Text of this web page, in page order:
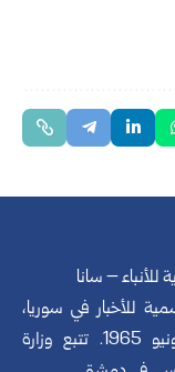
للأنباء – سانا
للأخبار في سوريا،
تأسست في 24 يونيو 1965. تتبع وزارة